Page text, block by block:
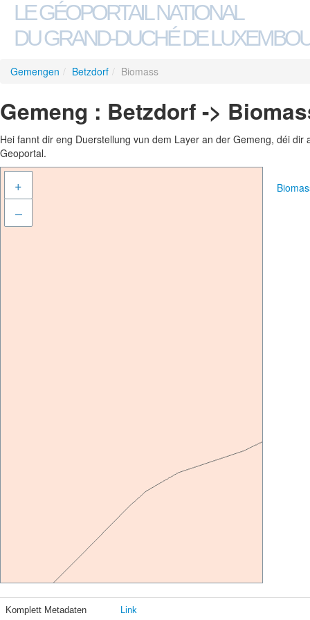
LE GÉOPORTAIL NATIONAL
DU GRAND-DUCHÉ DE
Gemengen / Betzdorf / Biomass
Gemeng : Betzdorf ->
Hei fannt dir eng Duerstellung vun dem Layer an der Gemeng, déi
Geoportal.
+
–
Komplett Metadaten Link